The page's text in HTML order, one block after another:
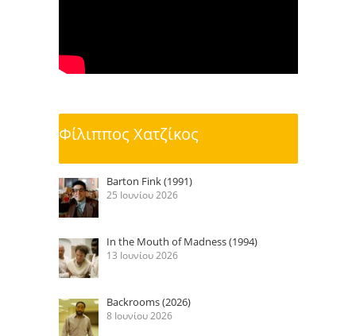
Φίλιππος Χατζίκος
Barton Fink (1991)
25 Ιουνίου 2026
In the Mouth of Madness (1994)
13 Ιουνίου 2026
Backrooms (2026)
8 Ιουνίου 2026